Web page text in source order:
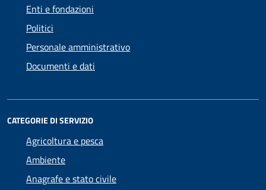
Enti e fondazioni
Politici
Personale amministrativo
Documenti e dati
CATEGORIE DI SERVIZIO
Agricoltura e pesca
Ambiente
Anagrafe e stato civile